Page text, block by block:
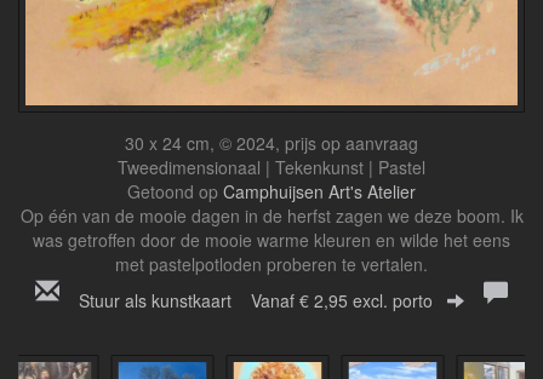
30 x 24 cm, © 2024, prijs op aanvraag
Tweedimensionaal | Tekenkunst | Pastel
Getoond op Camphuijsen Art's Atelier
Op één van de mooie dagen in de herfst zagen we deze boom. Ik
was getroffen door de mooie warme kleuren en wilde het eens
met pastelpotloden proberen te vertalen.
Stuur als kunstkaart Vanaf € 2,95 excl. porto